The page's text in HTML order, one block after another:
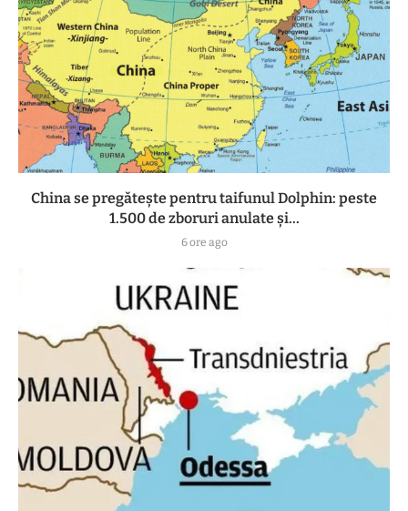
China se pregătește pentru taifunul Dolphin: peste
1.500 de zboruri anulate și...
6 ore ago